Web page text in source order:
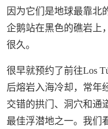
因为它们是地球最靠北
企鹅站在黑色的礁岩上
很久。
很早就预约了前往Los
后熔岩入海冷却，常年
交错的拱门、洞穴和通
最佳浮潜地之一。我们